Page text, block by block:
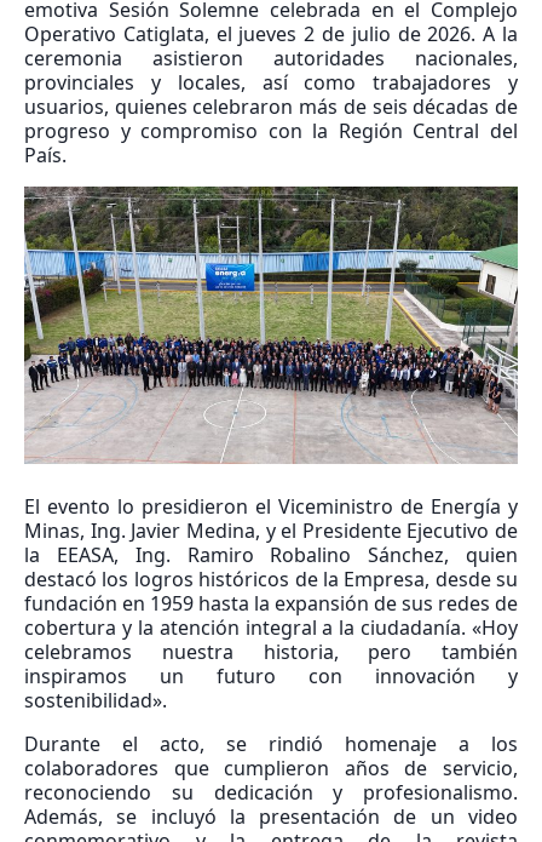
emotiva Sesión Solemne celebrada en el Complejo
Operativo Catiglata, el jueves 2 de julio de 2026. A la
ceremonia asistieron autoridades nacionales,
provinciales y locales, así como trabajadores y
usuarios, quienes celebraron más de seis décadas de
progreso y compromiso con la Región Central del
País.
El evento lo presidieron el Viceministro de Energía y
Minas, Ing. Javier Medina, y el Presidente Ejecutivo de
la EEASA, Ing. Ramiro Robalino Sánchez, quien
destacó los logros históricos de la Empresa, desde su
fundación en 1959 hasta la expansión de sus redes de
cobertura y la atención integral a la ciudadanía. «Hoy
celebramos nuestra historia, pero también
inspiramos un futuro con innovación y
sostenibilidad».
Durante el acto, se rindió homenaje a los
colaboradores que cumplieron años de servicio,
reconociendo su dedicación y profesionalismo.
Además, se incluyó la presentación de un video